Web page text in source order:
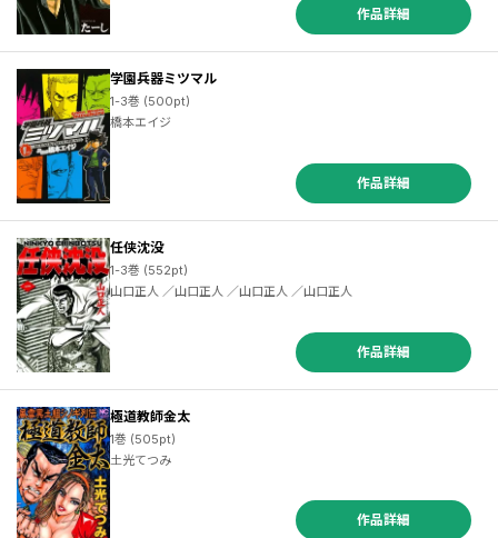
作品詳細
学園兵器ミツマル
1-3巻 (500pt)
橋本エイジ
作品詳細
任侠沈没
1-3巻 (552pt)
山口正人 ／山口正人 ／山口正人 ／山口正人
作品詳細
極道教師金太
1巻 (505pt)
土光てつみ
作品詳細